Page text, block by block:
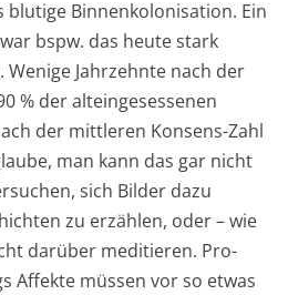
blutige Binnenkolonisation. Ein
bspw. das heute stark
Jahrzehnte nach der
% der alteingesessenen
der mittleren Konsens-Zahl
man kann das gar nicht
sich Bilder dazu
zu erzählen, oder – wie
darüber meditieren. Pro-
Affekte müssen vor so etwas